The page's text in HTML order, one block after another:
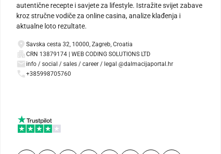
autentične recepte i savjete za lifestyle. Istražite svijet zabave
kroz stručne vodiče za online casina, analize klađenja i
aktualne loto rezultate.
Savska cesta 32, 10000, Zagreb, Croatia
CRN 13879174 | WEB CODING SOLUTIONS LTD
info / social / sales / career / legal @dalmacijaportal.hr
+385998705760